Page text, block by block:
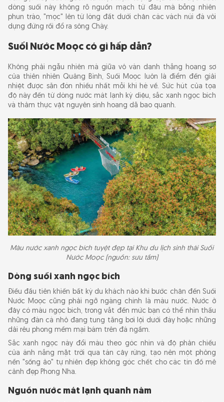
Tắm suối giữa thiên nhiên
Chèo kayak giữa Suối Moọc xanh ngọc bích
Thử thách lòng dũng cảm với các trò chơi dưới
nước
Đi bộ trên hệ thống cầu gỗ độc đáo xuyên
rừng nguyên sinh
Check-in sống ảo với vô vàn góc máy "triệu
view"
Săn ảnh mùa hoa vàng anh nở rộ thắp sáng núi
rừng
Thư giãn, nghỉ ngơi giữa lán tre sạp gỗ sinh
thái
Cách di chuyển đến Suối Nước Moọc
Hướng dẫn di chuyển từ thành phố Đồng Hới
Hướng dẫn di chuyển từ trung tâm thị trấn
Phong Nha
Nên đi Suối Nước Moọc vào thời gian nào?
Ăn gì khi đi Suối Nước Moọc?
Gợi ý lịch trình tham quan Suối Nước Moọc
Lịch trình 1: Khám phá Suối Nước Moọc nửa
ngày
Lịch trình 2: Động Thiên Đường - Suối Nước
Moọc
dòng suối này không rõ nguồn mạch từ đâu mà bỗng nhiên
phun trào, "mọc" lên từ lòng đất dưới chân các vách núi đá vôi
dựng đứng rồi đổ ra sông Chày.
Suối Nước Moọc có gì hấp dẫn?
Không phải ngẫu nhiên mà giữa vô vàn danh thắng hoang sơ
của thiên nhiên Quảng Bình, Suối Moọc luôn là điểm đến giải
nhiệt được săn đón nhiều nhất mỗi khi hè về. Sức hút của tọa
độ này đến từ dòng nước mát lạnh kỳ diệu, sắc xanh ngọc bích
và thảm thực vật nguyên sinh hoang dã bao quanh.
Màu nước xanh ngọc bích tuyệt đẹp tại Khu du lịch sinh thái Suối
Nước Moọc (nguồn: sưu tầm)
Dòng suối xanh ngọc bích
Điều đầu tiên khiến bất kỳ du khách nào khi bước chân đến Suối
Nước Moọc cũng phải ngỡ ngàng chính là màu nước. Nước ở
đây có màu ngọc bích, trong vắt đến mức bạn có thể nhìn thấu
những đàn cá nhỏ đang tung tăng bơi lội dưới đáy hoặc những
dải rêu phong mềm mại bám trên đá ngầm.
Sắc xanh ngọc này đổi màu theo góc nhìn và độ phản chiếu
của ánh nắng mặt trời qua tán cây rừng, tạo nên một phông
nền "sống ảo" tự nhiên đẹp không góc chết cho các tín đồ mê
cảnh đẹp Phong Nha.
Nguồn nước mát lạnh quanh năm